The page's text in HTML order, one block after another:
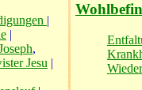
|
|
,
Jesu |